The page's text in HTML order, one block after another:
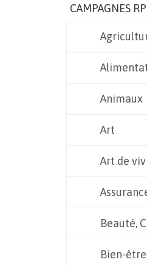
CAMPAGNES
Animaux
Art
Art de
Beauté,
Bien-être